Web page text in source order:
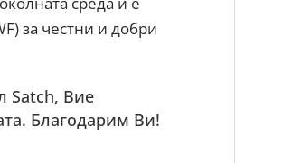
за честни и добри
Satch, Вие
Благодарим Ви!